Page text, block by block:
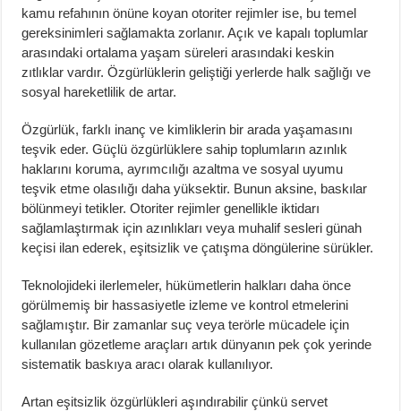
kamu refahının önüne koyan otoriter rejimler ise, bu temel
gereksinimleri sağlamakta zorlanır. Açık ve kapalı toplumlar
arasındaki ortalama yaşam süreleri arasındaki keskin
zıtlıklar vardır. Özgürlüklerin geliştiği yerlerde halk sağlığı ve
sosyal hareketlilik de artar.
Özgürlük, farklı inanç ve kimliklerin bir arada yaşamasını
teşvik eder. Güçlü özgürlüklere sahip toplumların azınlık
haklarını koruma, ayrımcılığı azaltma ve sosyal uyumu
teşvik etme olasılığı daha yüksektir. Bunun aksine, baskılar
bölünmeyi tetikler. Otoriter rejimler genellikle iktidarı
sağlamlaştırmak için azınlıkları veya muhalif sesleri günah
keçisi ilan ederek, eşitsizlik ve çatışma döngülerine sürükler.
Teknolojideki ilerlemeler, hükümetlerin halkları daha önce
görülmemiş bir hassasiyetle izleme ve kontrol etmelerini
sağlamıştır. Bir zamanlar suç veya terörle mücadele için
kullanılan gözetleme araçları artık dünyanın pek çok yerinde
sistematik baskıya aracı olarak kullanılıyor.
Artan eşitsizlik özgürlükleri aşındırabilir çünkü servet